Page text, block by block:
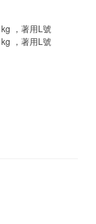
，著用L號
，著用L號